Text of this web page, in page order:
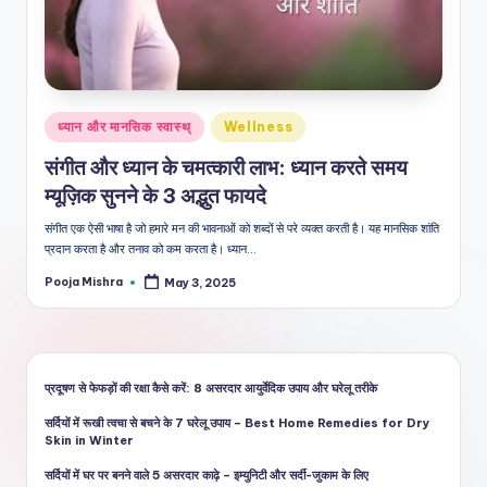
ली
का
भरो
सेमं
द
स्रो
त
Posted
in
ध्यान और मानसिक स्वास्थ् Wellness
संगीत और ध्यान के चमत्कारी लाभ: ध्यान करते समय
म्यूज़िक सुनने के 3 अद्भुत फायदे
संगीत एक ऐसी भाषा है जो हमारे मन की भावनाओं को शब्दों से परे व्यक्त करती है। यह मानसिक शांति
प्रदान करता है और तनाव को कम करता है। ध्यान…
Posted
Pooja Mishra May 3, 2025
प्रदूषण से फेफड़ों की रक्षा कैसे करें: 8 असरदार आयुर्वेदिक उपाय और घरेलू तरीके
सर्दियों में रूखी त्वचा से बचने के 7 घरेलू उपाय – Best Home Remedies for Dry
Skin in Winter
सर्दियों में घर पर बनने वाले 5 असरदार काढ़े – इम्युनिटी और सर्दी-जुकाम के लिए